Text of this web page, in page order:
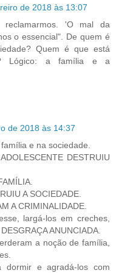
de 2018 às 13:07
'O mal da
o essencial". De quem é
Quem é que está
Lógico: a família e a
de 2018 às 14:37
e na sociedade.
DESTRUIU
A SOCIEDADE.
A CRIMINALIDADE.
largá-los em creches,
ANUNCIADA.
a noção de família,
dormir e agradá-los com